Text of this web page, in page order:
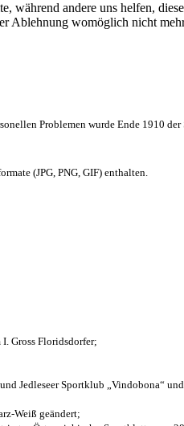
andere uns helfen,
Ablehnung womöglich nicht
Problemen wurde Ende 1910
(JPG, PNG, GIF) enthalten.
Gross Floridsdorfer;
Jedleseer Sportklub „Vindobona“
Weiß geändert;